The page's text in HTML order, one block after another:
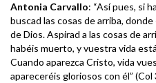
Antonia Carvallo: “Así pues, si
buscad las cosas de arriba,
de Dios. Aspirad a las cosas de
habéis muerto, y vuestra vida
Cuando aparezca Cristo, vida
apareceréis gloriosos con él” (Col